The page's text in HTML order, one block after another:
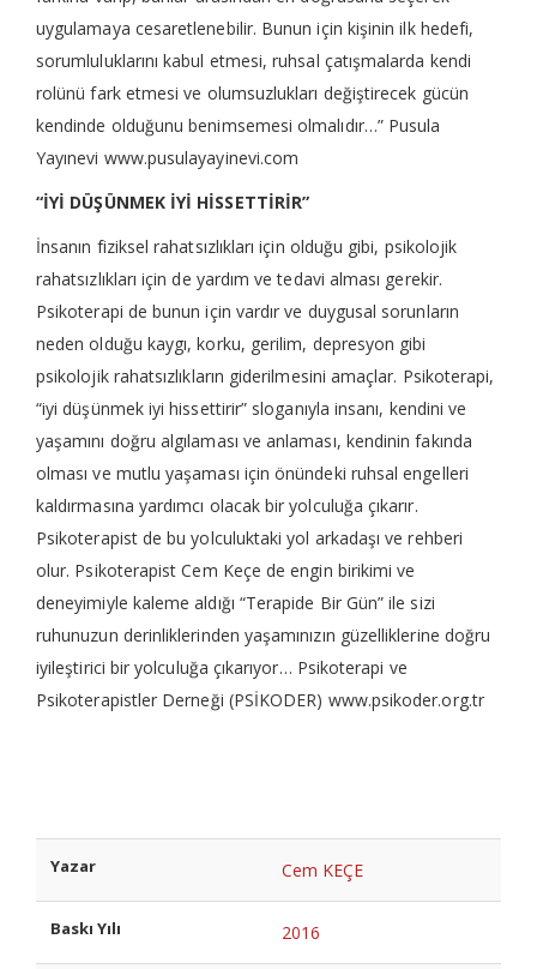
uygulamaya cesaretlenebilir. Bunun için kişinin ilk hedefi,
sorumluluklarını kabul etmesi, ruhsal çatışmalarda kendi
rolünü fark etmesi ve olumsuzlukları değiştirecek gücün
kendinde olduğunu benimsemesi olmalıdır…” Pusula
Yayınevi www.pusulayayinevi.com
“İYİ DÜŞÜNMEK İYİ HİSSETTİRİR”
İnsanın fiziksel rahatsızlıkları için olduğu gibi, psikolojik
rahatsızlıkları için de yardım ve tedavi alması gerekir.
Psikoterapi de bunun için vardır ve duygusal sorunların
neden olduğu kaygı, korku, gerilim, depresyon gibi
psikolojik rahatsızlıkların giderilmesini amaçlar. Psikoterapi,
“iyi düşünmek iyi hissettirir” sloganıyla insanı, kendini ve
yaşamını doğru algılaması ve anlaması, kendinin fakında
olması ve mutlu yaşaması için önündeki ruhsal engelleri
kaldırmasına yardımcı olacak bir yolculuğa çıkarır.
Psikoterapist de bu yolculuktaki yol arkadaşı ve rehberi
olur. Psikoterapist Cem Keçe de engin birikimi ve
deneyimiyle kaleme aldığı “Terapide Bir Gün” ile sizi
ruhunuzun derinliklerinden yaşamınızın güzelliklerine doğru
iyileştirici bir yolculuğa çıkarıyor… Psikoterapi ve
Psikoterapistler Derneği (PSİKODER) www.psikoder.org.tr
Yazar Cem KEÇE
Baskı Yılı 2016